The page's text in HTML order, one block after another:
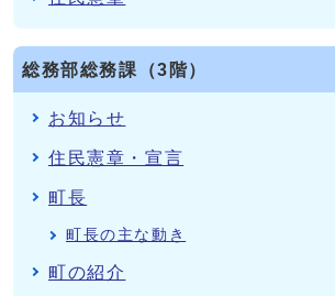
総務部総務課（3階）
お知らせ
住民憲章・宣言
町長
町長の主な動き
町の紹介